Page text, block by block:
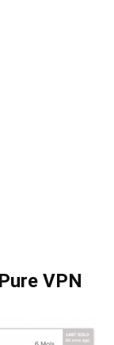
VPN